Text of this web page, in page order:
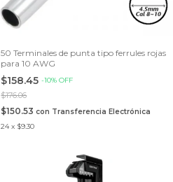
50 Terminales de punta tipo ferrules rojas
para 10 AWG
$158.45-10%OFF
$176.06
$150.53con Transferencia Electrónica
24 x $9.30